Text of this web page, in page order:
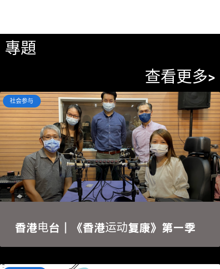
專題
查看更多>
社会参与
香港电台｜《香港运动复康》第一季